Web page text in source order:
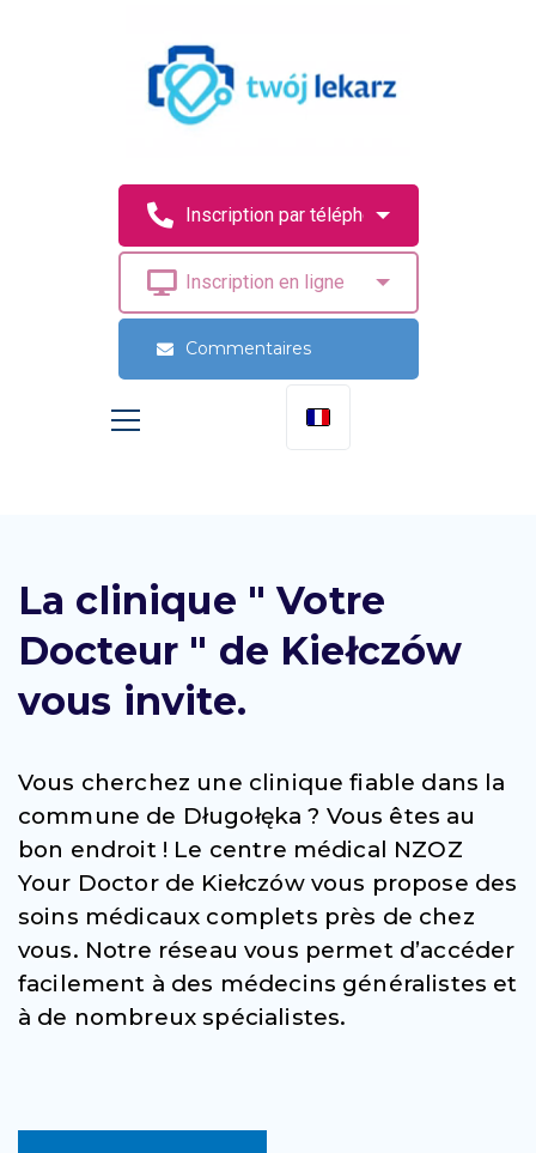
Commentaires
La clinique " Votre
Docteur " de Kiełczów
vous invite.
Vous cherchez une clinique fiable dans la
commune de Długołęka ? Vous êtes au
bon endroit ! Le centre médical NZOZ
Your Doctor de Kiełczów vous propose des
soins médicaux complets près de chez
vous. Notre réseau vous permet d’accéder
facilement à des médecins généralistes et
à de nombreux spécialistes.